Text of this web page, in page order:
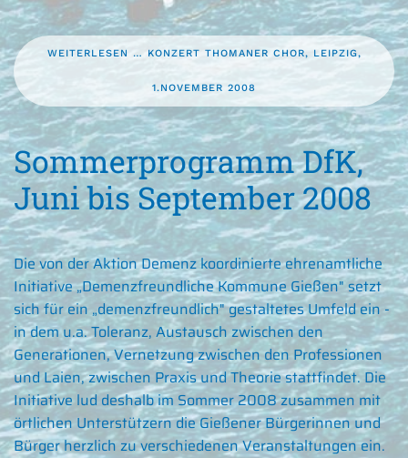
WEITERLESEN … KONZERT THOMANER CHOR, LEIPZIG,
1.NOVEMBER 2008
Sommerprogramm DfK,
Juni bis September 2008
Die von der Aktion Demenz koordinierte ehrenamtliche
Initiative „Demenzfreundliche Kommune Gießen" setzt
sich für ein „demenzfreundlich" gestaltetes Umfeld ein -
in dem u.a. Toleranz, Austausch zwischen den
Generationen, Vernetzung zwischen den Professionen
und Laien, zwischen Praxis und Theorie stattfindet. Die
Initiative lud deshalb im Sommer 2008 zusammen mit
örtlichen Unterstützern die Gießener Bürgerinnen und
Bürger herzlich zu verschiedenen Veranstaltungen ein.